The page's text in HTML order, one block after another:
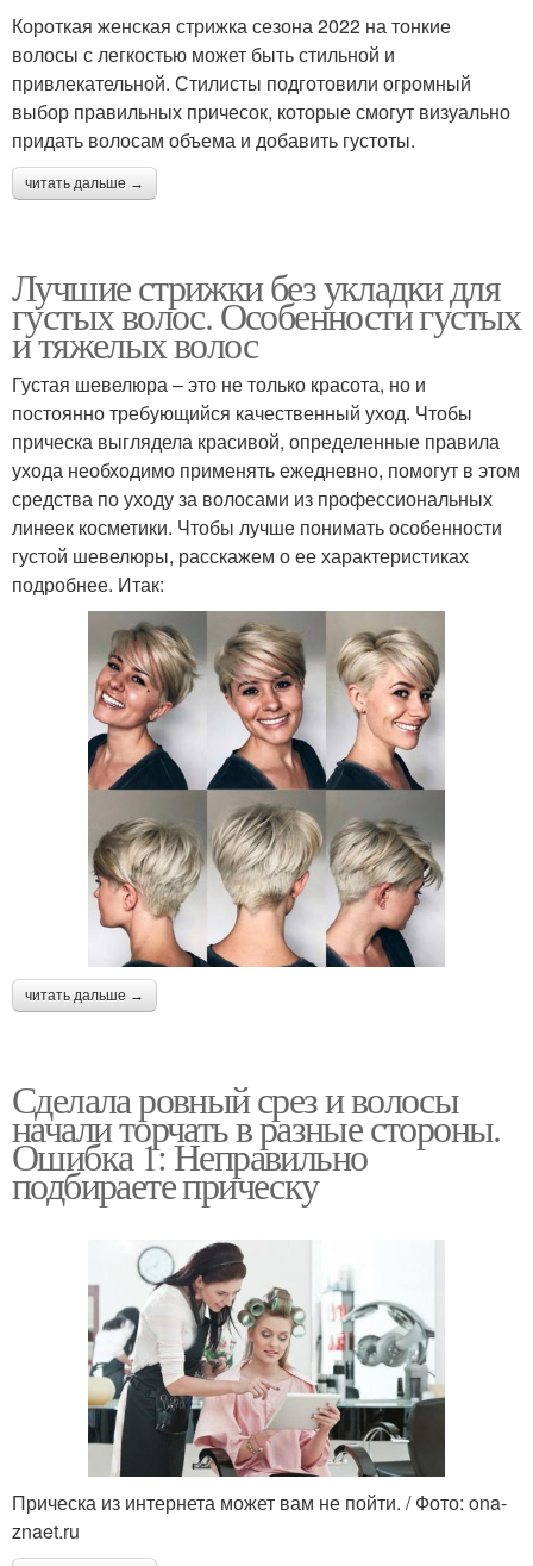
Короткая женская стрижка сезона 2022 на тонкие
волосы с легкостью может быть стильной и
привлекательной. Стилисты подготовили огромный
выбор правильных причесок, которые смогут визуально
придать волосам объема и добавить густоты.
читать дальше →
Лучшие стрижки без укладки для
густых волос. Особенности густых
и тяжелых волос
Густая шевелюра – это не только красота, но и
постоянно требующийся качественный уход. Чтобы
прическа выглядела красивой, определенные правила
ухода необходимо применять ежедневно, помогут в этом
средства по уходу за волосами из профессиональных
линеек косметики. Чтобы лучше понимать особенности
густой шевелюры, расскажем о ее характеристиках
подробнее. Итак:
читать дальше →
Сделала ровный срез и волосы
начали торчать в разные стороны.
Ошибка 1: Неправильно
подбираете прическу
Прическа из интернета может вам не пойти. / Фото: ona-
znaet.ru